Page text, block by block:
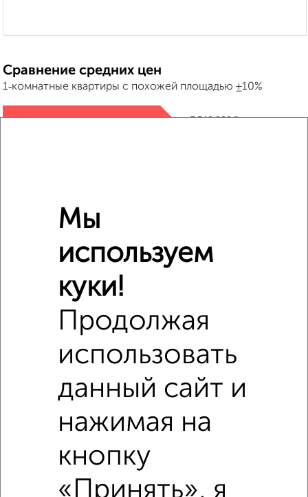
Сравнение средних цен
1‑комнатные квартиры с похожей площадью ±10%
7 340 000₽
Это предложение
Средняя цена по городу
Похожие предложения рядом
1‑комнатные квартиры недалеко от
Мы
используем
куки!
Продолжая
использовать
данный сайт и
нажимая на
кнопку
«Принять», я